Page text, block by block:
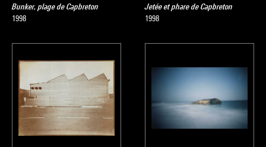
Bunker, plage de Capbreton
1998
Jetée et phare de Capbreton
1998